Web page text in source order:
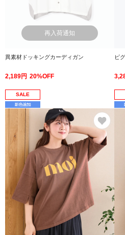
再入荷通知
異素材ドッキングカーディガン
2,189円 20%OFF
ピ
SALE